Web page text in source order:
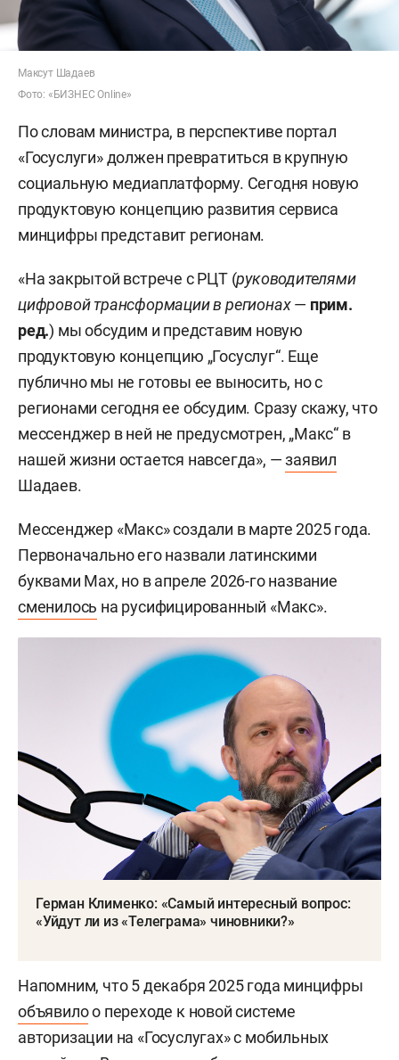
Максут Шадаев
Фото: «БИЗНЕС Online»
По словам министра, в перспективе портал
«Госуслуги» должен превратиться в крупную
социальную медиаплатформу. Сегодня новую
продуктовую концепцию развития сервиса
минцифры представит регионам.
«На закрытой встрече с РЦТ (руководителями
цифровой трансформации в регионах— прим.
ред.) мы обсудим и представим новую
продуктовую концепцию „Госуслуг“. Еще
публично мы не готовы ее выносить, но с
регионами сегодня ее обсудим. Сразу скажу, что
мессенджер в ней не предусмотрен, „Макс“ в
нашей жизни остается навсегда», —заявил
Шадаев.
Мессенджер «Макс» создали в марте 2025 года.
Первоначально его назвали латинскими
буквами Max, но в апреле 2026-го название
сменилось на русифицированный «Макс».
Герман Клименко: «Самый интересный вопрос:
«Уйдут ли из «Телеграма» чиновники?»
Напомним, что 5 декабря 2025 года минцифры
объявилоо переходе к новой системе
авторизации на «Госуслугах» с мобильных